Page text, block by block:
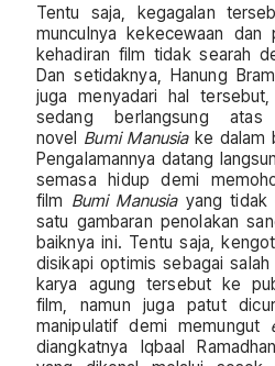
Tentu saja, kegagalan
munculnya kekecewaan dan
kehadiran film tidak searah
Dan setidaknya, Hanung
juga menyadari hal
sedang berlangsung atas
novel Bumi Manusiake dalam
Pengalamannya datang
semasa hidup demi
film Bumi Manusiayang tidak
satu gambaran penolakan
baiknya ini. Tentu saja,
disikapi optimis sebagai
karya agung tersebut ke
film, namun juga patut
manipulatif demi memungut
diangkatnya Iqbaal